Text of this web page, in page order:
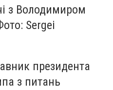
з Володимиром
Sergei
президента
з питань